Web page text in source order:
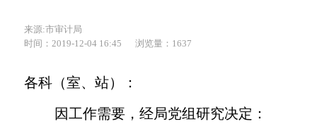
来源:市审计局
时间：2019-12-04 16:45
浏览量：1637
各科（室、站）：
因工作需要，经局党组研究决定：